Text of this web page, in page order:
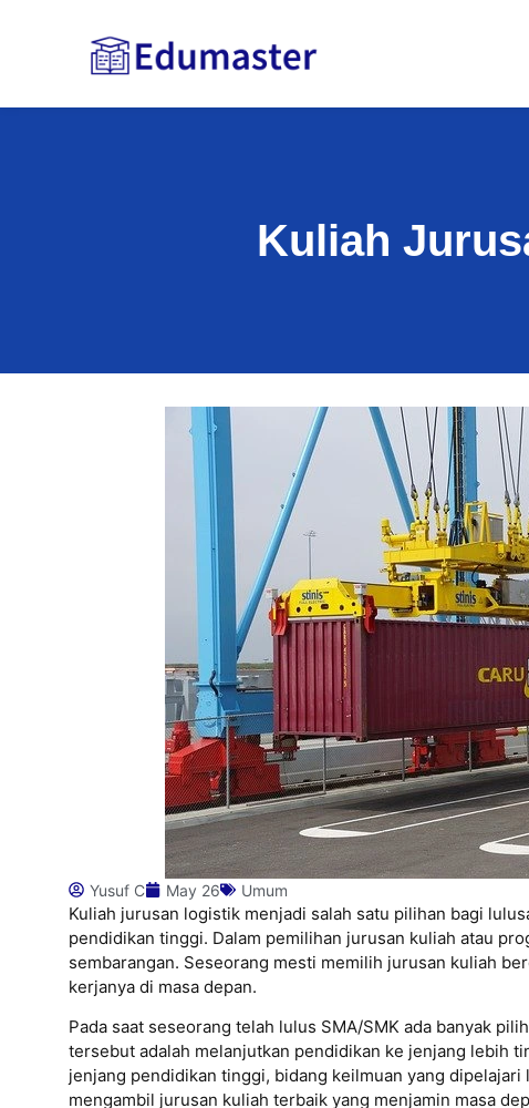
Kuliah
Yusuf C May 26 Umum
Kuliah jurusan logistik menjadi salah satu pilihan bagi
pendidikan tinggi. Dalam pemilihan jurusan kuliah atau
sembarangan. Seseorang mesti memilih jurusan kuliah
kerjanya di masa depan.
Pada saat seseorang telah lulus SMA/SMK ada banyak
tersebut adalah melanjutkan pendidikan ke jenjang lebih
jenjang pendidikan tinggi, bidang keilmuan yang
mengambil jurusan kuliah terbaik yang menjamin masa